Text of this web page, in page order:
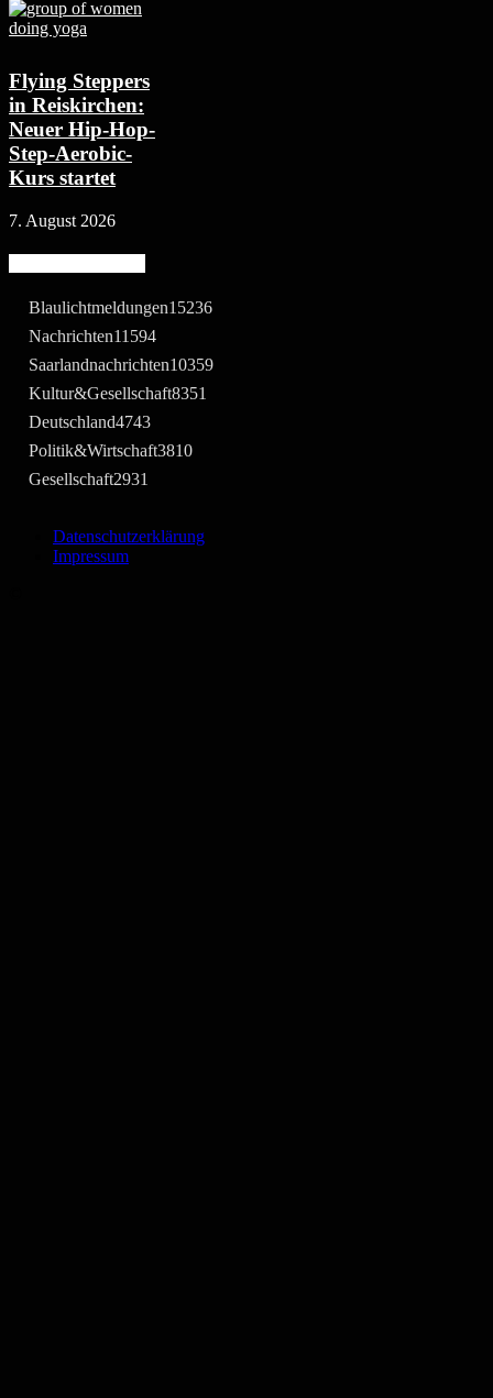
Flying Steppers
in Reiskirchen:
Neuer Hip-Hop-
Step-Aerobic-
Kurs startet
7. August 2026
Blaulichtmeldungen15236
Nachrichten11594
Saarlandnachrichten10359
Kultur&Gesellschaft8351
Deutschland4743
Politik&Wirtschaft3810
Gesellschaft2931
Datenschutzerklärung
Impressum